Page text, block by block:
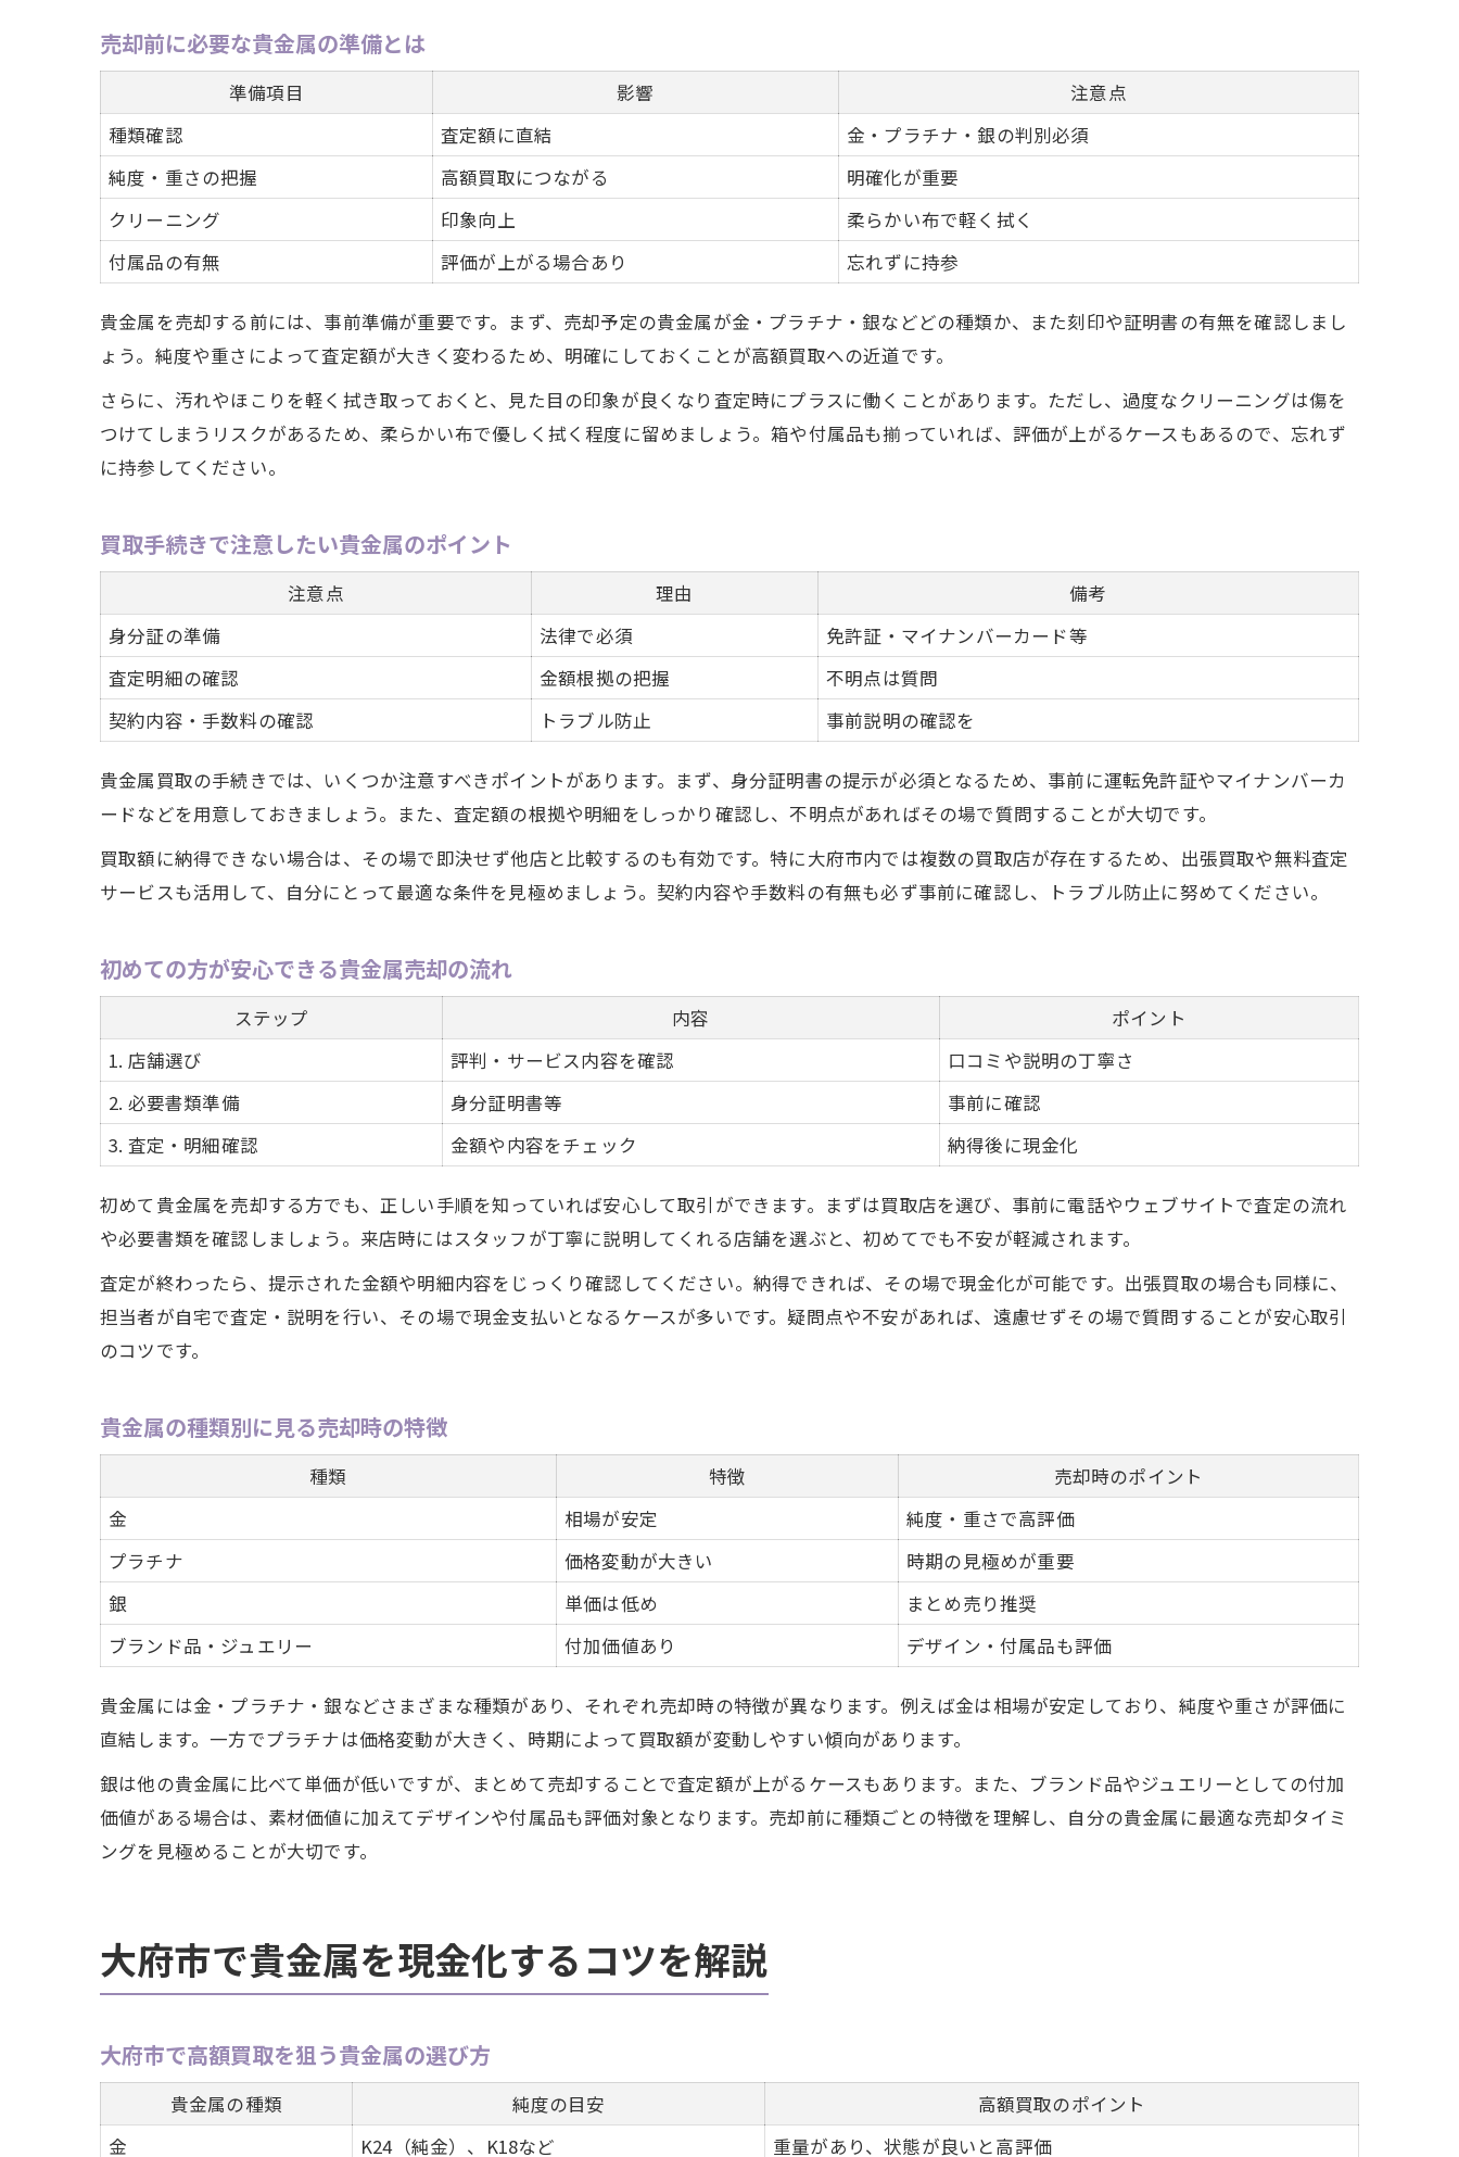
最新の貴金属買取事情を知ってお得に
ファイナンス視点で考える資産価値の高め方
貴金属を資産として活かす戦略
貴金属の価値を最大化する方法とは
ファイナンスで見る貴金属の評価基準
将来性を見据えた貴金属の保有術
貴金属資産価値アップの実践例紹介
納得して貴金属を売るための実践アドバイス
納得価格を引き出す貴金属交渉術
貴金属売却時の疑問を解消するポイント
売却前に必要な貴金属の準備とは
準備項目 影響
注意点
種類確認
査定額に直結
金・プラチナ・銀の判別必須
純度・重さの把握
高額買取につながる
明確化が重要
クリーニング
印象向上
柔らかい布で軽く拭く
付属品の有無
評価が上がる場合あり 忘れずに持参
貴金属を売却する前には、事前準備が重要です。まず、売却予定の貴金属が金・プラチナ・銀などどの種類か、また刻印や証明書の有無を確認しまし
ょう。純度や重さによって査定額が大きく変わるため、明確にしておくことが高額買取への近道です。
さらに、汚れやほこりを軽く拭き取っておくと、見た目の印象が良くなり査定時にプラスに働くことがあります。ただし、過度なクリーニングは傷を
つけてしまうリスクがあるため、柔らかい布で優しく拭く程度に留めましょう。箱や付属品も揃っていれば、評価が上がるケースもあるので、忘れず
に持参してください。
買取手続きで注意したい貴金属のポイント
注意点 理由
備考
身分証の準備
法律で必須
免許証・マイナンバーカード等
査定明細の確認
金額根拠の把握
不明点は質問
契約内容・手数料の確認
トラブル防止 事前説明の確認を
貴金属買取の手続きでは、いくつか注意すべきポイントがあります。まず、身分証明書の提示が必須となるため、事前に運転免許証やマイナンバーカ
ードなどを用意しておきましょう。また、査定額の根拠や明細をしっかり確認し、不明点があればその場で質問することが大切です。
買取額に納得できない場合は、その場で即決せず他店と比較するのも有効です。特に大府市内では複数の買取店が存在するため、出張買取や無料査定
サービスも活用して、自分にとって最適な条件を見極めましょう。契約内容や手数料の有無も必ず事前に確認し、トラブル防止に努めてください。
初めての方が安心できる貴金属売却の流れ
ステップ 内容
ポイント
1. 店舗選び
評判・サービス内容を確認
口コミや説明の丁寧さ
2. 必要書類準備
身分証明書等
事前に確認
3. 査定・明細確認
金額や内容をチェック 納得後に現金化
初めて貴金属を売却する方でも、正しい手順を知っていれば安心して取引ができます。まずは買取店を選び、事前に電話やウェブサイトで査定の流れ
や必要書類を確認しましょう。来店時にはスタッフが丁寧に説明してくれる店舗を選ぶと、初めてでも不安が軽減されます。
査定が終わったら、提示された金額や明細内容をじっくり確認してください。納得できれば、その場で現金化が可能です。出張買取の場合も同様に、
担当者が自宅で査定・説明を行い、その場で現金支払いとなるケースが多いです。疑問点や不安があれば、遠慮せずその場で質問することが安心取引
のコツです。
貴金属の種類別に見る売却時の特徴
種類 特徴
売却時のポイント
金
相場が安定
純度・重さで高評価
プラチナ
価格変動が大きい
時期の見極めが重要
銀
単価は低め
まとめ売り推奨
ブランド品・ジュエリー
付加価値あり デザイン・付属品も評価
貴金属には金・プラチナ・銀などさまざまな種類があり、それぞれ売却時の特徴が異なります。例えば金は相場が安定しており、純度や重さが評価に
直結します。一方でプラチナは価格変動が大きく、時期によって買取額が変動しやすい傾向があります。
銀は他の貴金属に比べて単価が低いですが、まとめて売却することで査定額が上がるケースもあります。また、ブランド品やジュエリーとしての付加
価値がある場合は、素材価値に加えてデザインや付属品も評価対象となります。売却前に種類ごとの特徴を理解し、自分の貴金属に最適な売却タイミ
ングを見極めることが大切です。
大府市で貴金属を現金化するコツを解説
大府市で高額買取を狙う貴金属の選び方
貴金属の種類 純度の目安
高額買取のポイント
金
K24（純金）、K18など 重量があり、状態が良いと高評価